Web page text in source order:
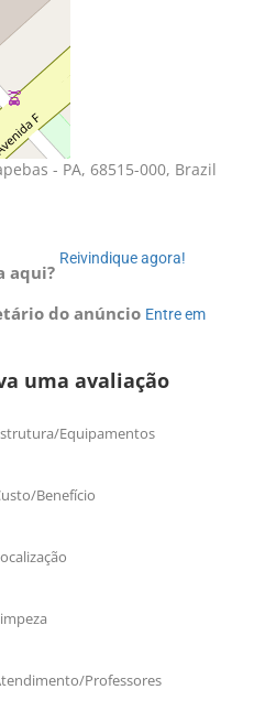
- PA, 68515-000, Brazil
aqui?
Reivindique agora!
do anúncio Entre em
uma avaliação
Equipamentos
Benefício
Professores